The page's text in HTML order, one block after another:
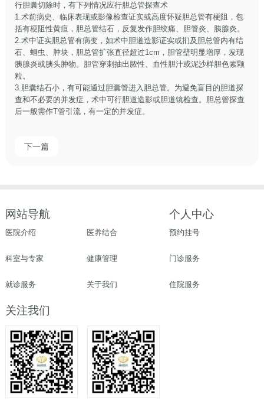
行胆囊切除时，有下列情况应行胆总管探查术
1.术前病史、临床表现或影像检查证实或高度怀疑胆总管有梗阻，包
括有梗阻性黄疸，胆总管结石，反复发作胆绞痛、胆管炎、胰腺炎。
2.术中证实胆总管有病变，如术中胆道造影证实或扪及胆总管内有结
石、蛔虫、肿块，胆总管扩张直径超过1cm，胆管壁明显增厚，发现
胰腺炎或胰头肿物。胆管穿刺抽出脓性、血性胆汁或泥沙样胆色素颗
粒。
3.胆囊结石小，有可能通过胆囊管进入胆总管。为避免盲目的胆道探
查和不必要的并发症，术中可行胆道造影或胆道镜检查。胆总管探查
后一般需作T管引流，有一定的并发症。
下一篇
网站导航
医院介绍
科室与专家
就诊服务
医养结合
健康管理
关于我们
个人中心
预约挂号
门诊服务
住院服务
关注我们